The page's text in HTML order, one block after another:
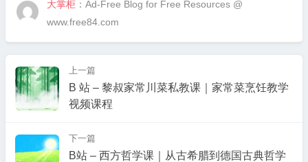
大掌柜 ：Ad-Free Blog for Free Resources @
www.free84.com
上一篇
B 站 – 黎叔家常川菜私教课｜家常菜烹饪教学
视频课程
下一篇
B站 – 西方哲学课｜从古希腊到德国古典哲学